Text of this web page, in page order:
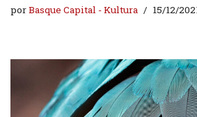
porBasque Capital - Kultura 15/12/